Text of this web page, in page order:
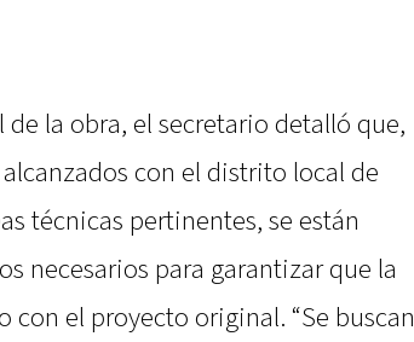
la obra, el secretario detalló que,
con el distrito local de
técnicas pertinentes, se están
necesarios para garantizar que la
con el proyecto original. “Se buscan